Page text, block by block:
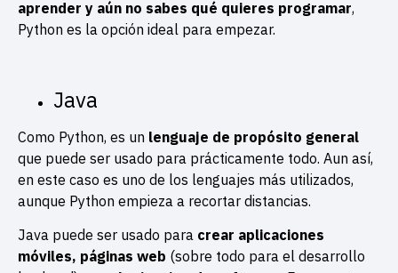
aprender y aún no sabes qué quieres programar,
Python es la opción ideal para empezar.
Java
Como Python, es un lenguaje de propósito general
que puede ser usado para prácticamente todo. Aun así,
en este caso es uno de los lenguajes más utilizados,
aunque Python empieza a recortar distancias.
Java puede ser usado para crear aplicaciones
móviles, páginas web (sobre todo para el desarrollo